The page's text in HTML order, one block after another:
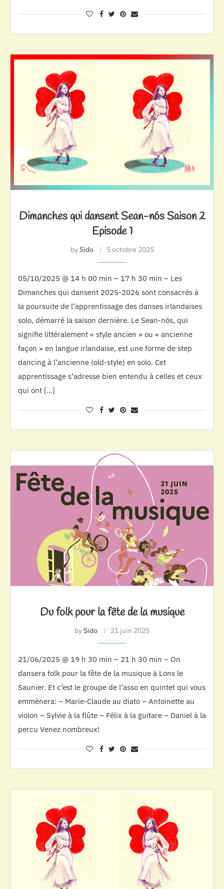
Dimanches qui dansent Sean-nós Saison 2
Episode 1
bySido 5 octobre 2025
05/10/2025 @ 14 h 00 min – 17 h 30 min – Les
Dimanches qui dansent 2025-2026 sont consacrés à
la poursuite de l’apprentissage des danses irlandaises
solo, démarré la saison dernière. Le Sean-nós, qui
signifie littéralement « style ancien » ou « ancienne
façon » en langue irlandaise, est une forme de step
dancing à l’ancienne (old-style) en solo. Cet
apprentissage s’adresse bien entendu à celles et ceux
qui ont […]
Du folk pour la fête de la musique
bySido 21 juin 2025
21/06/2025 @ 19 h 30 min – 21 h 30 min – On
dansera folk pour la fête de la musique à Lons le
Saunier. Et c’est le groupe de l’asso en quintet qui vous
emmènera: – Marie-Claude au diato – Antoinette au
violon – Sylvie à la flûte – Félix à la guitare – Daniel à la
percu Venez nombreux!